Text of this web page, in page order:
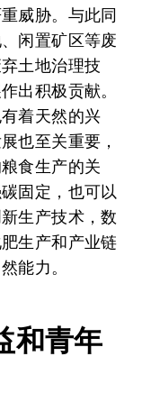
威胁。与此同
闲置矿区等废
土地治理技
出积极贡献。
着天然的兴
也至关重要，
食生产的关
固定，也可以
生产技术，数
生产和产业链
能力。
和青年